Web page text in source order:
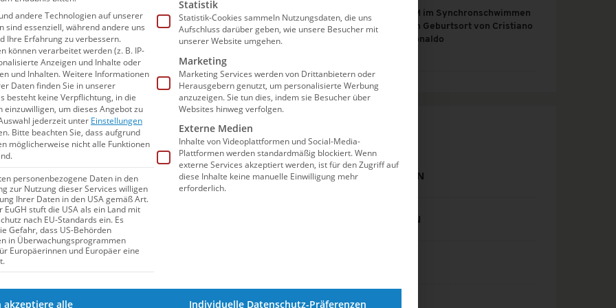
Note.
lässt zwei
sich
SkispringerPius Paschke
vier Weltcupsiegen und trug
des Gesamtweltcup-Führenden. Auf Platz
den Weltcuprennen in Hochfilzen und
holte drei weitere Podestplätze und
an.
EM im Synchronschwimmen
am Geburtsort von Cristiano
Ronaldo
DJM SCHWIMMEN
DM SCHWIMMEN
andere Technologien auf unserer
sind essenziell, während andere uns
Ihre Erfahrung zu verbessern.
können verarbeitet werden (z. B. IP-
Anzeigen und Inhalte oder
und Inhalten.Weitere Informationen
Daten finden Sie in unserer
besteht keine Verpflichtung, in die
um dieses Angebot zu
jederzeit unter Einstellungen
Bitte beachten Sie, dass aufgrund
möglicherweise nicht alle Funktionen
personenbezogene Daten in den
zur Nutzung dieser Services willigen
Ihrer Daten in den USA gemäß Art.
EuGH stuft die USA als ein Land mit
nach EU-Standards ein. Es
Gefahr, dass US-Behörden
in Überwachungsprogrammen
Europäerinnen und Europäer eine
Statistik
Statistik-Cookies sammeln Nutzungsdaten, die uns
Aufschluss darüber geben, wie unsere Besucher mit
unserer Website umgehen.
Marketing
Marketing Services werden von Drittanbietern oder
Herausgebern genutzt, um personalisierte Werbung
anzuzeigen. Sie tun dies, indem sie Besucher über
Websites hinweg verfolgen.
Externe Medien
Inhalte von Videoplattformen und Social-Media-
Plattformen werden standardmäßig blockiert. Wenn
externe Services akzeptiert werden, ist für den Zugriff auf
diese Inhalte keine manuelle Einwilligung mehr
erforderlich.
akzeptiere alle Individuelle Datenschutz-Präferenzen